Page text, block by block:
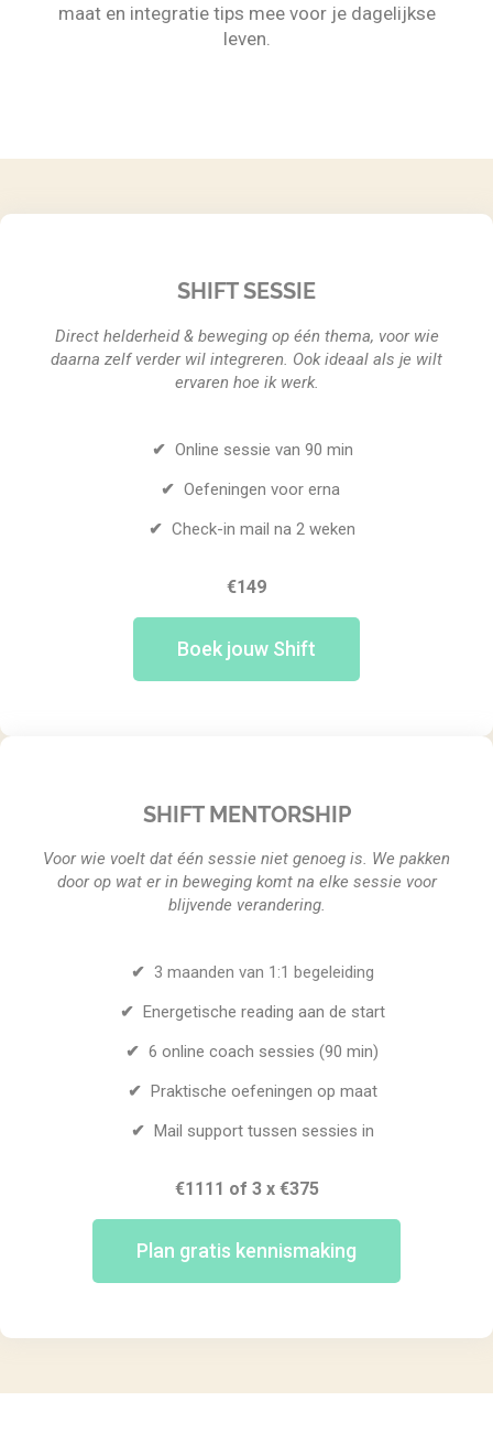
maat en integratie tips mee voor je dagelijkse
leven.
SHIFT SESSIE
Direct helderheid & beweging op één thema, voor wie
daarna zelf verder wil integreren. Ook ideaal als je wilt
ervaren hoe ik werk.
✔ Online sessie van 90 min
✔ Oefeningen voor erna
✔ Check-in mail na 2 weken
€149
Boek jouw Shift
SHIFT MENTORSHIP
Voor wie voelt dat één sessie niet genoeg is. We pakken
door op wat er in beweging komt na elke sessie voor
blijvende verandering.
✔ 3 maanden van 1:1 begeleiding
✔ Energetische reading aan de start
✔ 6 online coach sessies (90 min)
✔ Praktische oefeningen op maat
✔ Mail support tussen sessies in
€1111 of 3 x €375
Plan gratis kennismaking